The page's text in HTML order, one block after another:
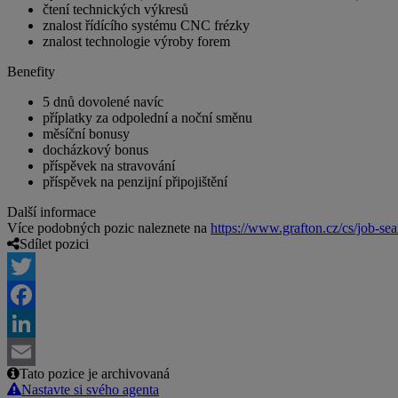
čtení technických výkresů
znalost řídícího systému CNC frézky
znalost technologie výroby forem
Benefity
5 dnů dovolené navíc
příplatky za odpolední a noční směnu
měsíční bonusy
docházkový bonus
příspěvek na stravování
příspěvek na penzijní připojištění
Další informace
Více podobných pozic naleznete na https://www.grafton.cz/cs/job-
Sdílet pozici
Twitter
Facebook
LinkedIn
Email
Tato pozice je archivovaná
Nastavte si svého agenta